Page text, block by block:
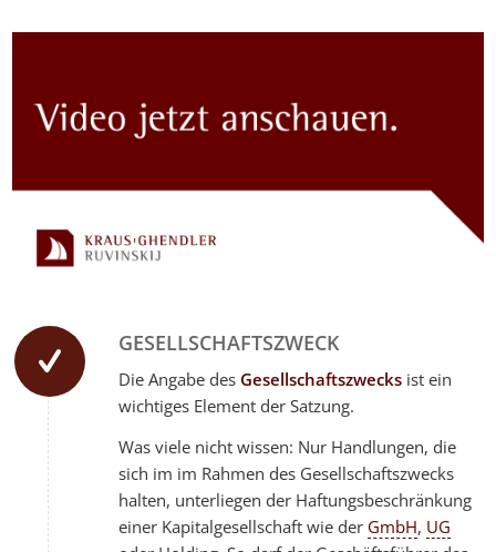
GESELLSCHAFTSZWECK
Die Angabe des Gesellschaftszwecks ist ein
wichtiges Element der Satzung.
Was viele nicht wissen: Nur Handlungen, die
sich im im Rahmen des Gesellschaftszwecks
halten, unterliegen der Haftungsbeschränkung
einer Kapitalgesellschaft wie der GmbH, UG